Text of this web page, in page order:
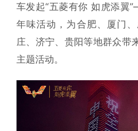
车发起“五菱有你 如虎添翼
年味活动，为合肥、厦门
庄、济宁、贵阳等地群众带
主题活动。